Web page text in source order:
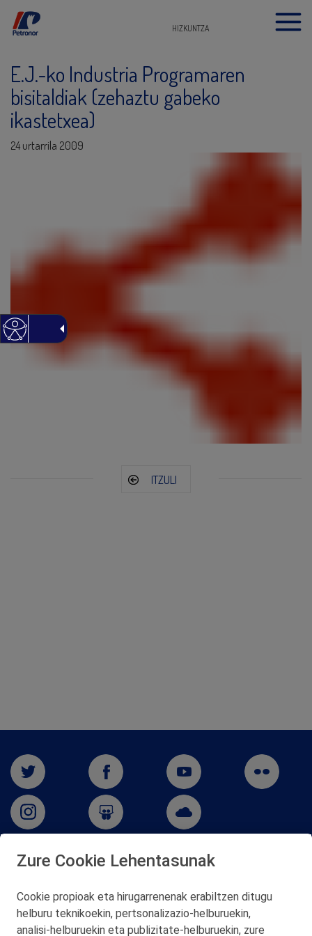
HIZKUNTZA
E.J.-ko Industria Programaren
bisitaldiak (zehaztu gabeko
ikastetxea)
24 urtarrila 2009
ITZULI
Telf. 946 357 000
© 2026 Petronor S.A.
Zure Cookie Lehentasunak
Cookie propioak eta hirugarrenenak erabiltzen ditugu
helburu teknikoekin, pertsonalizazio‑helburuekin,
analisi‑helburuekin eta publizitate‑helburuekin, zure